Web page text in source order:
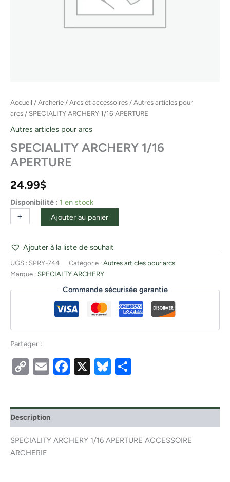
Accueil /Archerie /Arcs et accessoires /Autres articles pour
arcs / SPECIALITY ARCHERY 1/16 APERTURE
Autres articles pour arcs
SPECIALITY ARCHERY 1/16
APERTURE
24.99$
Disponibilité : 1 en stock
-
+ Ajouter au panier
Ajouter à la liste de souhait
UGS : SPRY-744 Catégorie : Autres articles pour arcs
Marque : SPECIALTY ARCHERY
Commande sécurisée garantie
Partager :
CopyEmailFacebook
X Bluesky
Description
SPECIALITY ARCHERY 1/16 APERTURE ACCESSOIRE
ARCHERIE